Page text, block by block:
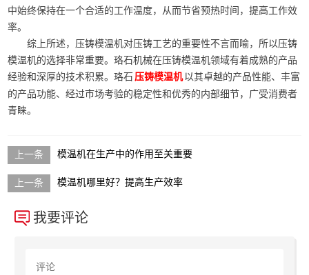
中始终保持在一个合适的工作温度，从而节省预热时间，提高工作效
率。
综上所述，压铸模温机对压铸工艺的重要性不言而喻，所以压铸
模温机的选择非常重要。珞石机械在压铸模温机领域有着成熟的产品
经验和深厚的技术积累。珞石 压铸模温机以其卓越的产品性能、丰富
的产品功能、经过市场考验的稳定性和优秀的内部细节，广受消费者
青睐。
模温机在生产中的作用至关重要
模温机哪里好？提高生产效率
我要评论